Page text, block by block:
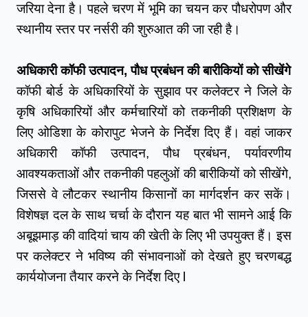
जरिया देना है। पहले चरण में भूमि का चयन कर पौधरोपण और
स्थानीय स्तर पर नर्सरी की शुरुआत की जा रही है।
अधिकारी कॉफी उत्पादन, पौध प्रबंधन की बारीकियों को सीखेंगे
कॉफी बोर्ड के अधिकारियों के सुझाव पर कलेक्टर ने जिले के
कृषि अधिकारियों और कर्मचारियों को तकनीकी प्रशिक्षण के
लिए ओडिशा के कोरापुट भेजने के निर्देश दिए हैं। वहां जाकर
अधिकारी कॉफी उत्पादन, पौध प्रबंधन, पर्यावरणीय
आवश्यकताओं और तकनीकी पहलुओं की बारीकियों को सीखेंगे,
जिससे वे लौटकर स्थानीय किसानों का मार्गदर्शन कर सकें।
विशेषज्ञ दल के साथ चर्चा के दौरान यह बात भी सामने आई कि
अबूझमाड़ की वादियां चाय की खेती के लिए भी उपयुक्त हैं। इस
पर कलेक्टर ने भविष्य की संभावनाओं को देखते हुए चरणबद्ध
कार्ययोजना तैयार करने के निर्देश दिए l